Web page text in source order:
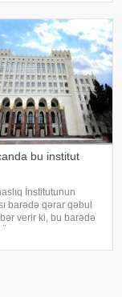
fakültəsinin
bu institut
İnstitutunun
barədə qərar qəbul
verir ki, bu barədə